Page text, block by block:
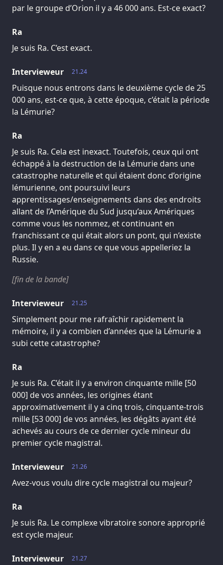
par le groupe d’Orion il y a 46 000 ans. Est-ce exact?
Ra
Je suis Ra. C’est exact.
21.24
Intervieweur
Puisque nous entrons dans le deuxième cycle de 25
000 ans, est-ce que, à cette époque, c’était la période
la Lémurie?
Ra
Je suis Ra. Cela est inexact. Toutefois, ceux qui ont
échappé à la destruction de la Lémurie dans une
catastrophe naturelle et qui étaient donc d’origine
lémurienne, ont poursuivi leurs
apprentissages/enseignements dans des endroits
allant de l’Amérique du Sud jusqu’aux Amériques
comme vous les nommez, et continuant en
franchissant ce qui était alors un pont, qui n’existe
plus. Il y en a eu dans ce que vous appelleriez la
Russie.
[fin de la bande]
21.25
Intervieweur
Simplement pour me rafraîchir rapidement la
mémoire, il y a combien d’années que la Lémurie a
subi cette catastrophe?
Ra
Je suis Ra. C’était il y a environ cinquante mille [50
000] de vos années, les origines étant
approximativement il y a cinq trois, cinquante-trois
mille [53 000] de vos années, les dégâts ayant été
achevés au cours de ce dernier cycle mineur du
premier cycle magistral.
21.26
Intervieweur
Avez-vous voulu dire cycle magistral ou majeur?
Ra
Je suis Ra. Le complexe vibratoire sonore approprié
est cycle majeur.
21.27
Intervieweur